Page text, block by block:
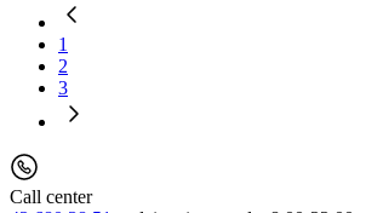
1
2
3
Call center